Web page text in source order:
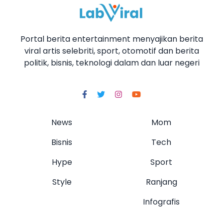
Portal berita entertainment menyajikan berita
viral artis selebriti, sport, otomotif dan berita
politik, bisnis, teknologi dalam dan luar negeri
News
Bisnis
Hype
Style
Mom
Tech
Sport
Ranjang
Infografis